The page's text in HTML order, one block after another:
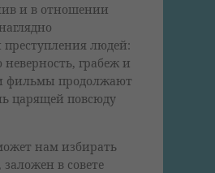
и в отношении
людей:
грабеж и
фильмы продолжают
царящей повсюду
нам избирать
в совете